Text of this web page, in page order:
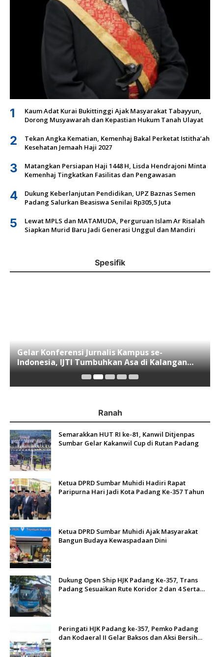
1
Kaum Adat Kurai Bukittinggi Ajak Masyarakat Tabayyun,
Dorong Musyawarah dan Kepastian Hukum Tanah Ulayat
2
Tekan Angka Kematian, Kemenhaj Bakal Perketat Istitha’ah
Kesehatan Jemaah Haji 2027
3
Matangkan Persiapan Haji 1448 H, Lisda Hendrajoni Minta
Kemenhaj Tingkatkan Fasilitas dan Pengawasan
4
Dukung Keberlanjutan Pendidikan, UPZ Baznas Semen
Padang Salurkan Beasiswa Senilai Rp305,5 Juta
5
Lewat MPLS dan MATAMUDA, Perguruan Islam Ar Risalah
Siapkan Murid Baru Jadi Generasi Unggul dan Mandiri
Spesifik
Gelar Konferensi Jurnalis Kampus se-
Indonesia, IJTI Tumbuhkan Asa di Kalangan
Jurnalis Muda di Era Disruspi Digital
Ranah
Semarakkan HUT RI ke-81, Kanwil Ditjenpas
Sumbar Gelar Kakanwil Cup di Rutan Padang
Ketua DPRD Sumbar Muhidi Hadiri Rapat
Paripurna Hari Jadi Kota Padang Ke-357 Tahun
Ketua DPRD Sumbar Muhidi Ajak Masyarakat
Bangun Budaya Kewaspadaan Dini
Dukung Open Ship HJK Padang Ke-357, Trans
Padang Sesuaikan Rute Koridor 2 dan 4 Serta
Peringati HJK Padang ke-357, Pemko Padang
dan Kodaeral II Gelar Baksos dan Aksi Bersih